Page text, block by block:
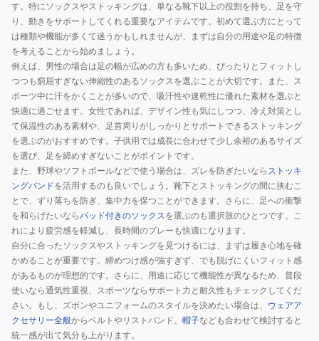
す。特にソックスやストッキングは、単なる靴下以上の役割を持ち、足を守
り、動きをサポートしてくれる重要なアイテムです。初めて選ぶ方にとって
は種類や機能が多くて迷うかもしれませんが、まずは自分の用途や足の特徴
を考えることから始めましょう。
例えば、男性の場合は足の幅が広めの方も多いため、ぴったりとフィットし
つつも窮屈すぎない伸縮性のあるソックスを選ぶことが大切です。また、ス
ポーツ中に汗をかくことが多いので、吸汗性や速乾性に優れた素材を選ぶと
快適に過ごせます。女性であれば、デザイン性も気にしつつ、冷え対策とし
て保温性のある素材や、足首周りがしっかりとサポートできるストッキング
を選ぶのがおすすめです。子供用では成長に合わせて少し余裕のあるサイズ
を選び、足を締めすぎないことがポイントです。
また、野球やソフトボールなどで使う場合は、ズレを防ぎたいなら ストッキ
ングバンドを活用するのも良いでしょう。靴下とストッキングの間に挟むこ
とで、ずり落ちを防ぎ、集中力を保つことができます。さらに、足への衝撃
を和らげたいならパッド付きのソックスを選ぶのも選択肢のひとつです。こ
れにより疲労感を軽減し、長時間のプレーも快適になります。
自分に合ったソックスやストッキングを見つけるには、まずは履き心地を確
かめることが重要です。締めつけ感が強すぎず、でも脱げにくいフィット感
があるものが理想的です。さらに、用途に応じて機能性が異なるため、普段
使いなら通気性重視、スポーツならサポート力と耐久性もチェックしてくだ
さい。もし、ズボンやユニフォームのスタイルを決めたい場合は、 ウェアア
クセサリー全般からベルトやリストバンド、 帽子なども合わせて検討すると
統一感が出て気分も上がります。